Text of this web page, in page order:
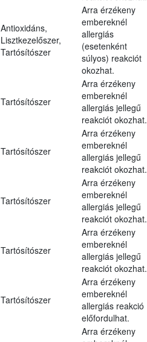
Antioxidáns,
Lisztkezelőszer,
Tartósítószer
Arra érzékeny
embereknél
allergiás
(esetenként
súlyos) reakciót
okozhat.
Tartósítószer
Arra érzékeny
embereknél
allergiás jellegű
reakciót okozhat.
Tartósítószer
Arra érzékeny
embereknél
allergiás jellegű
reakciót okozhat.
Tartósítószer
Arra érzékeny
embereknél
allergiás jellegű
reakciót okozhat.
Tartósítószer
Arra érzékeny
embereknél
allergiás jellegű
reakciót okozhat.
Tartósítószer
Arra érzékeny
embereknél
allergiás reakció
előfordulhat.
Arra érzékeny